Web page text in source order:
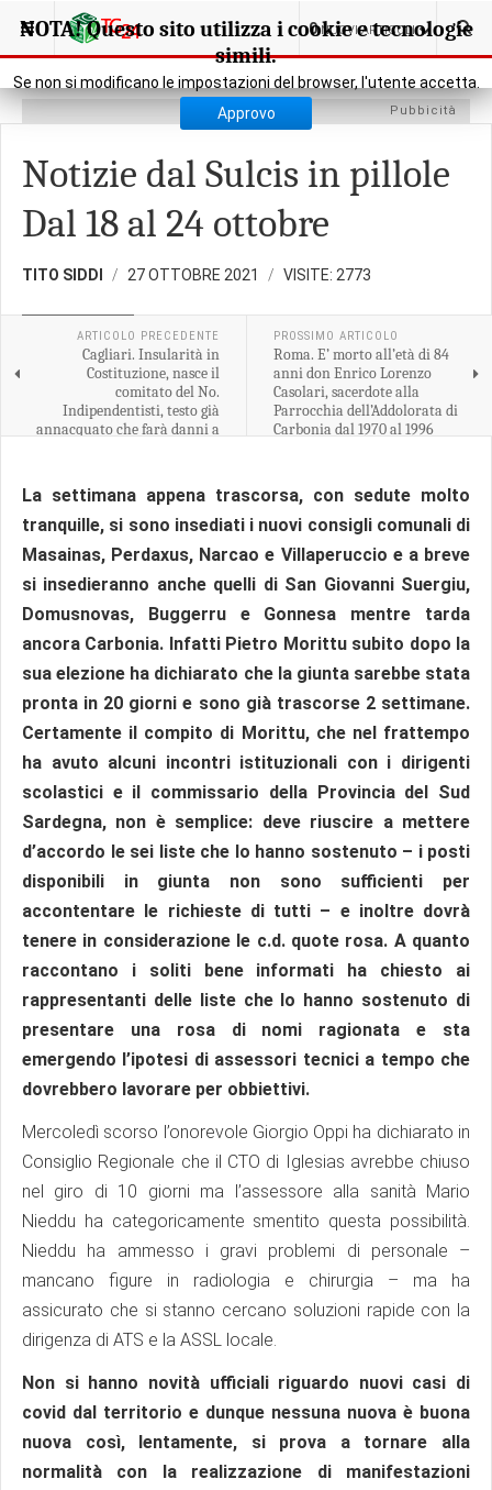
NOTA! Questo sito utilizza i cookie e tecnologie
simili.
Se non si modificano le impostazioni del browser, l'utente accetta.
Approvo
0 NUOVI ARTICOLI
SEI QUI: RASSEGNA STAMPA STAMPA LOCALE
Pubbicità
Notizie dal Sulcis in pillole
Dal 18 al 24 ottobre
TITO SIDDI 27 OTTOBRE 2021 VISITE: 2773
ARTICOLO PRECEDENTE
Cagliari. Insularità in
Costituzione, nasce il
comitato del No.
Indipendentisti, testo già
annacquato che farà danni a
PROSSIMO ARTICOLO
Roma. E’ morto all’età di 84
anni don Enrico Lorenzo
Casolari, sacerdote alla
Parrocchia dell’Addolorata di
Carbonia dal 1970 al 1996
La settimana appena trascorsa, con sedute molto
tranquille, si sono insediati i nuovi consigli comunali di
Masainas, Perdaxus, Narcao e Villaperuccio e a breve
si insedieranno anche quelli di San Giovanni Suergiu,
Domusnovas, Buggerru e Gonnesa mentre tarda
ancora Carbonia. Infatti Pietro Morittu subito dopo la
sua elezione ha dichiarato che la giunta sarebbe stata
pronta in 20 giorni e sono già trascorse 2 settimane.
Certamente il compito di Morittu, che nel frattempo
ha avuto alcuni incontri istituzionali con i dirigenti
scolastici e il commissario della Provincia del Sud
Sardegna, non è semplice: deve riuscire a mettere
d’accordo le sei liste che lo hanno sostenuto – i posti
disponibili in giunta non sono sufficienti per
accontentare le richieste di tutti – e inoltre dovrà
tenere in considerazione le c.d. quote rosa. A quanto
raccontano i soliti bene informati ha chiesto ai
rappresentanti delle liste che lo hanno sostenuto di
presentare una rosa di nomi ragionata e sta
emergendo l’ipotesi di assessori tecnici a tempo che
dovrebbero lavorare per obbiettivi.
Mercoledì scorso l’onorevole Giorgio Oppi ha dichiarato in
Consiglio Regionale che il CTO di Iglesias avrebbe chiuso
nel giro di 10 giorni ma l’assessore alla sanità Mario
Nieddu ha categoricamente smentito questa possibilità.
Nieddu ha ammesso i gravi problemi di personale –
mancano figure in radiologia e chirurgia – ma ha
assicurato che si stanno cercano soluzioni rapide con la
dirigenza di ATS e la ASSL locale.
Non si hanno novità ufficiali riguardo nuovi casi di
covid dal territorio e dunque nessuna nuova è buona
nuova così, lentamente, si prova a tornare alla
normalità con la realizzazione di manifestazioni